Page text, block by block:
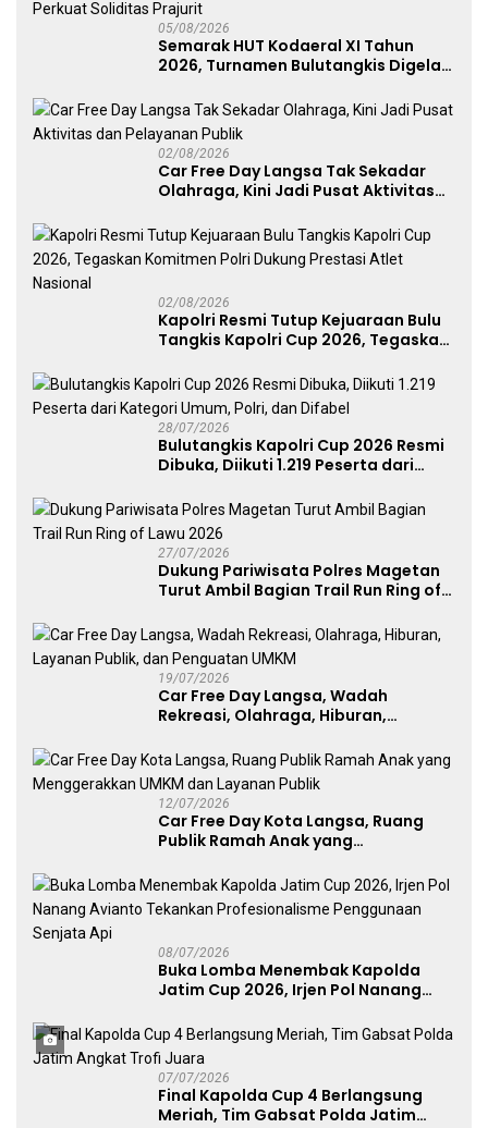
05/08/2026
Semarak HUT Kodaeral XI Tahun
2026, Turnamen Bulutangkis Digelar
Perkuat Soliditas Prajurit
02/08/2026
Car Free Day Langsa Tak Sekadar
Olahraga, Kini Jadi Pusat Aktivitas
02/08/2026
Kapolri Resmi Tutup Kejuaraan Bulu
Tangkis Kapolri Cup 2026, Tegaskan
Atlet Nasional
28/07/2026
Bulutangkis Kapolri Cup 2026 Resmi
Dibuka, Diikuti 1.219 Peserta dari
27/07/2026
Dukung Pariwisata Polres Magetan
Turut Ambil Bagian Trail Run Ring of
19/07/2026
Car Free Day Langsa, Wadah
Rekreasi, Olahraga, Hiburan,
UMKM
12/07/2026
Car Free Day Kota Langsa, Ruang
Publik Ramah Anak yang
Publik
08/07/2026
Buka Lomba Menembak Kapolda
Jatim Cup 2026, Irjen Pol Nanang
Penggunaan Senjata Api
07/07/2026
Final Kapolda Cup 4 Berlangsung
Meriah, Tim Gabsat Polda Jatim